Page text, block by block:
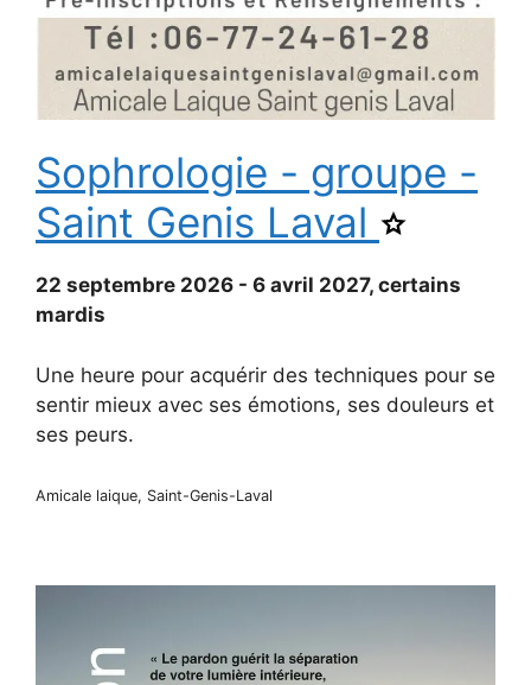
Sophrologie - groupe -
Saint Genis Laval
Ajouter
Sophrologie
groupe
-
aux
favoris.
22 septembre 2026 - 6 avril 2027, certains
mardis
Une heure pour acquérir des techniques pour se
sentir mieux avec ses émotions, ses douleurs et
ses peurs.
Amicale laique, Saint-Genis-Laval